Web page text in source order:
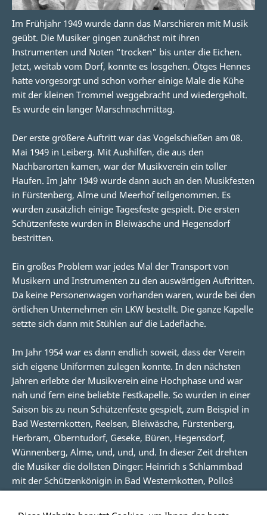
Im Frühjahr 1949 wurde dann das Marschieren mit Musik
geübt. Die Musiker gingen zunächst mit ihren
Instrumenten und Noten "trocken" bis unter die Eichen.
Jetzt, weitab vom Dorf, konnte es losgehen. Ötges Hennes
hatte vorgesorgt und schon vorher einige Male die Kühe
mit der kleinen Trommel weggebracht und wiedergeholt.
Es wurde ein langer Marschnachmittag.
Der erste größere Auftritt war das Vogelschießen am 08.
Mai 1949 in Leiberg. Mit Aushilfen, die aus den
Nachbarorten kamen, war der Musikverein ein toller
Haufen. Im Jahr 1949 wurde dann auch an den Musikfesten
in Fürstenberg, Alme und Meerhof teilgenommen. Es
wurden zusätzlich einige Tagesfeste gespielt. Die ersten
Schützenfeste wurden in Bleiwäsche und Hegensdorf
bestritten.
Ein großes Problem war jedes Mal der Transport von
Musikern und Instrumenten zu den auswärtigen Auftritten.
Da keine Personenwagen vorhanden waren, wurde bei den
örtlichen Unternehmen ein LKW bestellt. Die ganze Kapelle
setzte sich dann mit Stühlen auf die Ladefläche.
Im Jahr 1954 war es dann endlich soweit, dass der Verein
sich eigene Uniformen zulegen konnte. In den nächsten
Jahren erlebte der Musikverein eine Hochphase und war
nah und fern eine beliebte Festkapelle. So wurden in einer
Saison bis zu neun Schützenfeste gespielt, zum Beispiel in
Bad Westernkotten, Reelsen, Bleiwäsche, Fürstenberg,
Herbram, Oberntudorf, Geseke, Büren, Hegensdorf,
Wünnenberg, Alme, und, und, und. In dieser Zeit drehten
die Musiker die dollsten Dinger: Heinrich s Schlammbad
mit der Schützenkönigin in Bad Westernkotten, Pollo`s
beim Wehner im Saal, Schützenfestdienstag unter den